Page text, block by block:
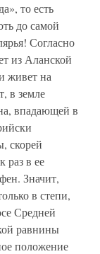
то есть
до самой
Согласно
из Аланской
живет на
в земле
впадающей в
скорей
раз в ее
Значит,
в степи,
Средней
равнины
положение